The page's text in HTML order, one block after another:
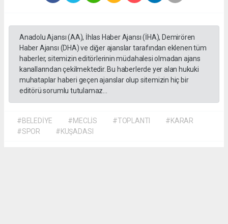
Anadolu Ajansı (AA), İhlas Haber Ajansı (İHA), Demirören
Haber Ajansı (DHA) ve diğer ajanslar tarafından eklenen tüm
haberler, sitemizin editörlerinin müdahalesi olmadan ajans
kanallarından çekilmektedir. Bu haberlerde yer alan hukuki
muhataplar haberi geçen ajanslar olup sitemizin hiç bir
editörü sorumlu tutulamaz...
#BELEDİYE #MECLİS #TOPLANTI
#KARAR
#SPOR
#KUŞADASI